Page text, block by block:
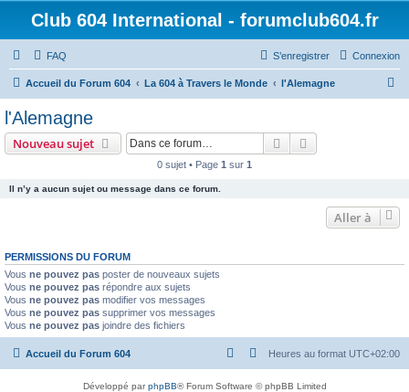
Club 604 International - forumclub604.fr
FAQ Connexion
S’enregistrer
Accueil du Forum 604 La 604 à Travers le Monde l'Alemagne
l'Alemagne
Nouveau sujet Rechercher
0 sujet • Page 1 sur 1
Il n’y a aucun sujet ou message dans ce forum.
Aller à
PERMISSIONS DU FORUM
Vous ne pouvez pas poster de nouveaux sujets
Vous ne pouvez pas répondre aux sujets
Vous ne pouvez pas modifier vos messages
Vous ne pouvez pas supprimer vos messages
Vous ne pouvez pas joindre des fichiers
Accueil du Forum 604 Heures au format UTC+02:00
Développé parphpBB® Forum Software © phpBB Limited